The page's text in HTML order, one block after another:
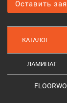
Оставить
КАТАЛОГ
ЛАМИНАТ